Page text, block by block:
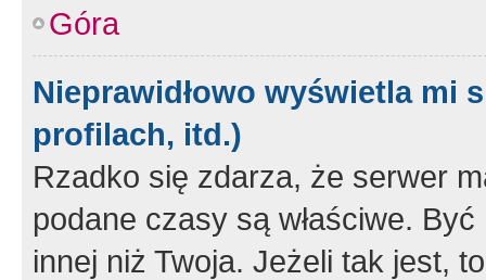
Góra
Nieprawidłowo wyświetla mi
profilach, itd.)
Rzadko się zdarza, że serwer
podane czasy są właściwe.
innej niż Twoja. Jeżeli tak jest,